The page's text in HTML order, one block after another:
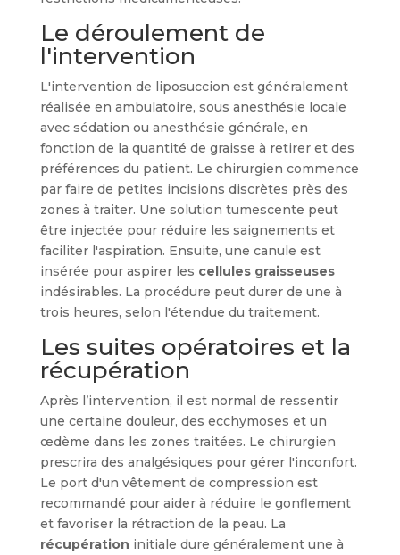
Le déroulement de
l'intervention
L'intervention de liposuccion est généralement
réalisée en ambulatoire, sous anesthésie locale
avec sédation ou anesthésie générale, en
fonction de la quantité de graisse à retirer et des
préférences du patient. Le chirurgien commence
par faire de petites incisions discrètes près des
zones à traiter. Une solution tumescente peut
être injectée pour réduire les saignements et
faciliter l'aspiration. Ensuite, une canule est
insérée pour aspirer les cellules graisseuses
indésirables. La procédure peut durer de une à
trois heures, selon l'étendue du traitement.
Les suites opératoires et la
récupération
Après l’intervention, il est normal de ressentir
une certaine douleur, des ecchymoses et un
œdème dans les zones traitées. Le chirurgien
prescrira des analgésiques pour gérer l'inconfort.
Le port d'un vêtement de compression est
recommandé pour aider à réduire le gonflement
et favoriser la rétraction de la peau. La
récupération initiale dure généralement une à